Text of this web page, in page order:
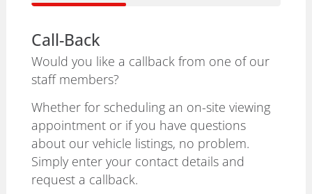
Call-Back
Would you like a callback from one of our
staff members?
Whether for scheduling an on-site viewing
appointment or if you have questions
about our vehicle listings, no problem.
Simply enter your contact details and
request a callback.